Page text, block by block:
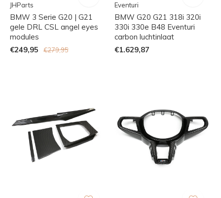
JHParts
BMW 3 Serie G20 | G21
gele DRL CSL angel eyes
modules
€249,95
€279,95
Eventuri
BMW G20 G21 318i 320i
330i 330e B48 Eventuri
carbon luchtinlaat
€1.629,87